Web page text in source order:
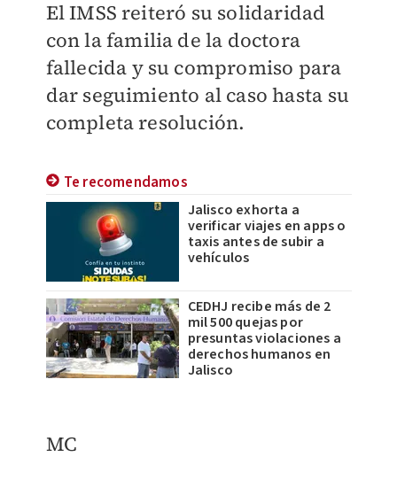
El IMSS reiteró su solidaridad
con la familia de la doctora
fallecida y su compromiso para
dar seguimiento al caso hasta su
completa resolución.
Te recomendamos
Jalisco exhorta a
verificar viajes en apps o
taxis antes de subir a
vehículos
CEDHJ recibe más de 2
mil 500 quejas por
presuntas violaciones a
derechos humanos en
Jalisco
MC